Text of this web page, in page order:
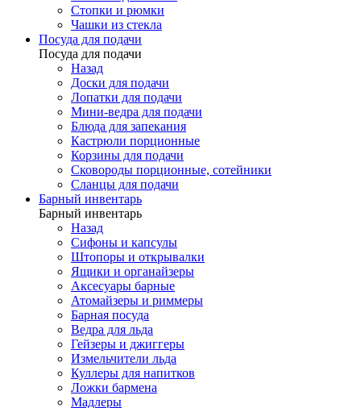
Стопки и рюмки
Чашки из стекла
Посуда для подачи
Посуда для подачи
Назад
Доски для подачи
Лопатки для подачи
Мини-ведра для подачи
Блюда для запекания
Кастрюли порционные
Корзины для подачи
Сковороды порционные, сотейники
Сланцы для подачи
Барный инвентарь
Барный инвентарь
Назад
Сифоны и капсулы
Штопоры и открывалки
Ящики и органайзеры
Аксесуары барные
Атомайзеры и риммеры
Барная посуда
Ведра для льда
Гейзеры и джиггеры
Измельчители льда
Куллеры для напитков
Ложки бармена
Мадлеры